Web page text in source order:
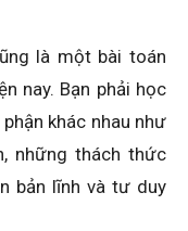
là một bài toán
nay. Bạn phải học
khác nhau như
những thách thức
bản lĩnh và tư duy